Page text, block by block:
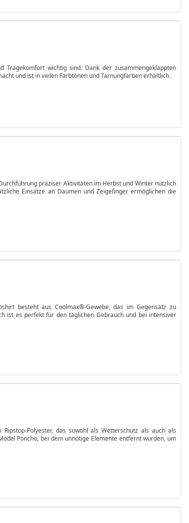
Tragekomfort wichtig sind. Dank der zusammengeklappten
und ist in vielen Farbtönen und Tarnungfarben erhältlich.
präziser Aktivitäten im Herbst und Winter nützlich
Einsätze an Daumen und Zeigefinger ermöglichen die
besteht aus Coolmax®-Gewebe, das im Gegensatz zu
ist es perfekt für den täglichen Gebrauch und bei intensiver
Polyester, das sowohl als Wetterschutz als auch als
Poncho, bei dem unnötige Elemente entfernt wurden, um